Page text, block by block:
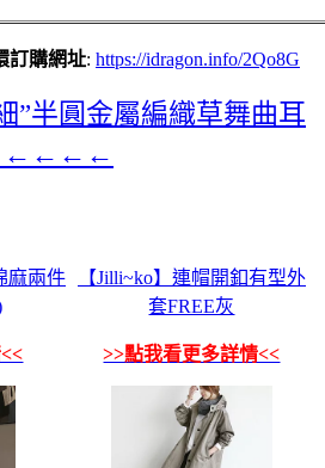
訂購網址: https://idragon.info/2Qo8G
圓金屬編織草舞曲耳
←←←←←
麻兩件
【Jilli~ko】連帽開釦有型外
套FREE灰
>>點我看更多詳情<<